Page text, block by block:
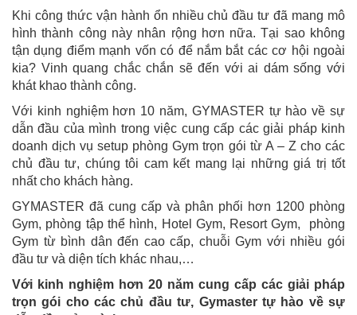
Khi công thức vận hành ổn nhiều chủ đầu tư đã mang mô
hình thành công này nhân rộng hơn nữa. Tại sao không
tận dụng điểm mạnh vốn có để nắm bắt các cơ hội ngoài
kia? Vinh quang chắc chắn sẽ đến với ai dám sống với
khát khao thành công.
Với kinh nghiệm hơn 10 năm, GYMASTER tự hào về sự
dẫn đầu của mình trong việc cung cấp các giải pháp kinh
doanh dịch vụ setup phòng Gym trọn gói từ A – Z cho các
chủ đầu tư, chúng tôi cam kết mang lại những giá trị tốt
nhất cho khách hàng.
GYMASTER đã cung cấp và phân phối hơn 1200 phòng
Gym, phòng tập thể hình, Hotel Gym, Resort Gym, phòng
Gym từ bình dân đến cao cấp, chuỗi Gym với nhiều gói
đầu tư và diện tích khác nhau,…
Với kinh nghiệm hơn 20 năm cung cấp các giải pháp
trọn gói cho các chủ đầu tư, Gymaster tự hào về sự